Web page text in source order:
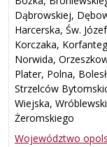
Dąbrowskiej,
Harcerska, Św.
Korczaka,
Norwida,
Plater, Polna,
Strzelców
Wiejska,
Żeromskiego
Województwo